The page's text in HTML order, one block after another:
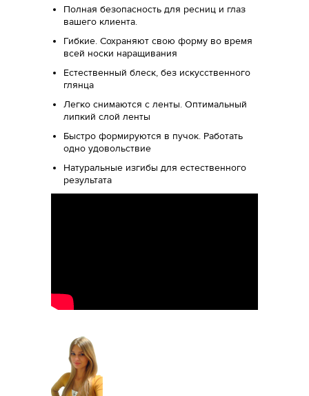
Полная безопасность для ресниц и глаз
вашего клиента.
Гибкие. Сохраняют свою форму во время
всей носки наращивания
Естественный блеск, без искусственного
глянца
Легко снимаются с ленты. Оптимальный
липкий слой ленты
Быстро формируются в пучок. Работать
одно удовольствие
Натуральные изгибы для естественного
результата